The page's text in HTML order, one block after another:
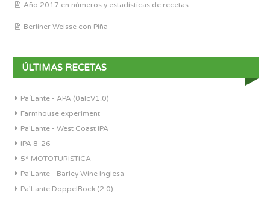
Año 2017 en números y estadísticas de recetas
Berliner Weisse con Piña
ÚLTIMAS RECETAS
Pa´Lante - APA (0alcV1.0)
Farmhouse experiment
Pa'Lante - West Coast IPA
IPA 8-26
5ª MOTOTURISTICA
Pa'Lante - Barley Wine Inglesa
Pa’Lante DoppelBock (2.0)